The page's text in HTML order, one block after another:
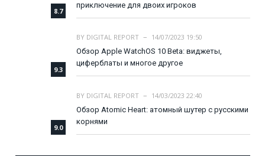
8.7
приключение для двоих игроков
9.3
BY DIGITAL REPORT
14/07/2023 19:50
Обзор Apple WatchOS 10 Beta: виджеты,
циферблаты и многое другое
9.0
BY DIGITAL REPORT
14/03/2023 22:40
Обзор Atomic Heart: атомный шутер с русскими
корнями